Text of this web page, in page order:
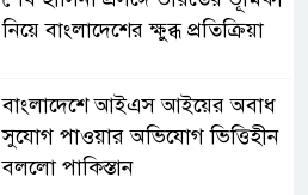
নিয়ে বাংলাদেশের ক্ষুব্ধ প্রতিক্রিয়া
বাংলাদেশে আইএস আইয়ের অবাধ
সুযোগ পাওয়ার অভিযোগ ভিত্তিহীন
বললো পাকিস্তান